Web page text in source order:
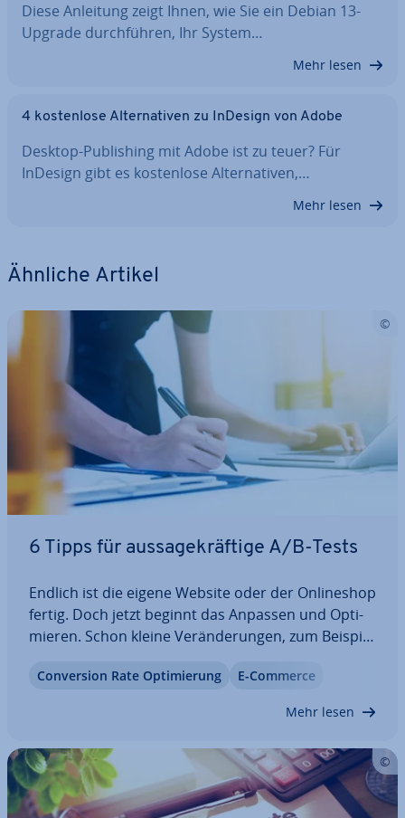
Diese Anleitung zeigt Ihnen, wie Sie ein Debian 13-
Upgrade durch­füh­ren, Ihr System…
Mehr lesen
4 kos­ten­lo­se Al­ter­na­ti­ven zu InDesign von Adobe
Desktop-Pu­bli­shing mit Adobe ist zu teuer? Für
InDesign gibt es kos­ten­lo­se Al­ter­na­ti­ven,…
Mehr lesen
Ähnliche Artikel
6 Tipps für aus­sa­ge­kräf­ti­ge A/B-Tests
Endlich ist die eigene Website oder der On­line­shop
fertig. Doch jetzt beginnt das Anpassen und Op­ti­
mie­ren. Schon kleine Ver­än­de­run­gen, zum Beispiel
Buttons, können große positive Aus­wir­kun­gen
Con­ver­si­on Rate Op­ti­mie­rung E-Commerce
Mehr lesen